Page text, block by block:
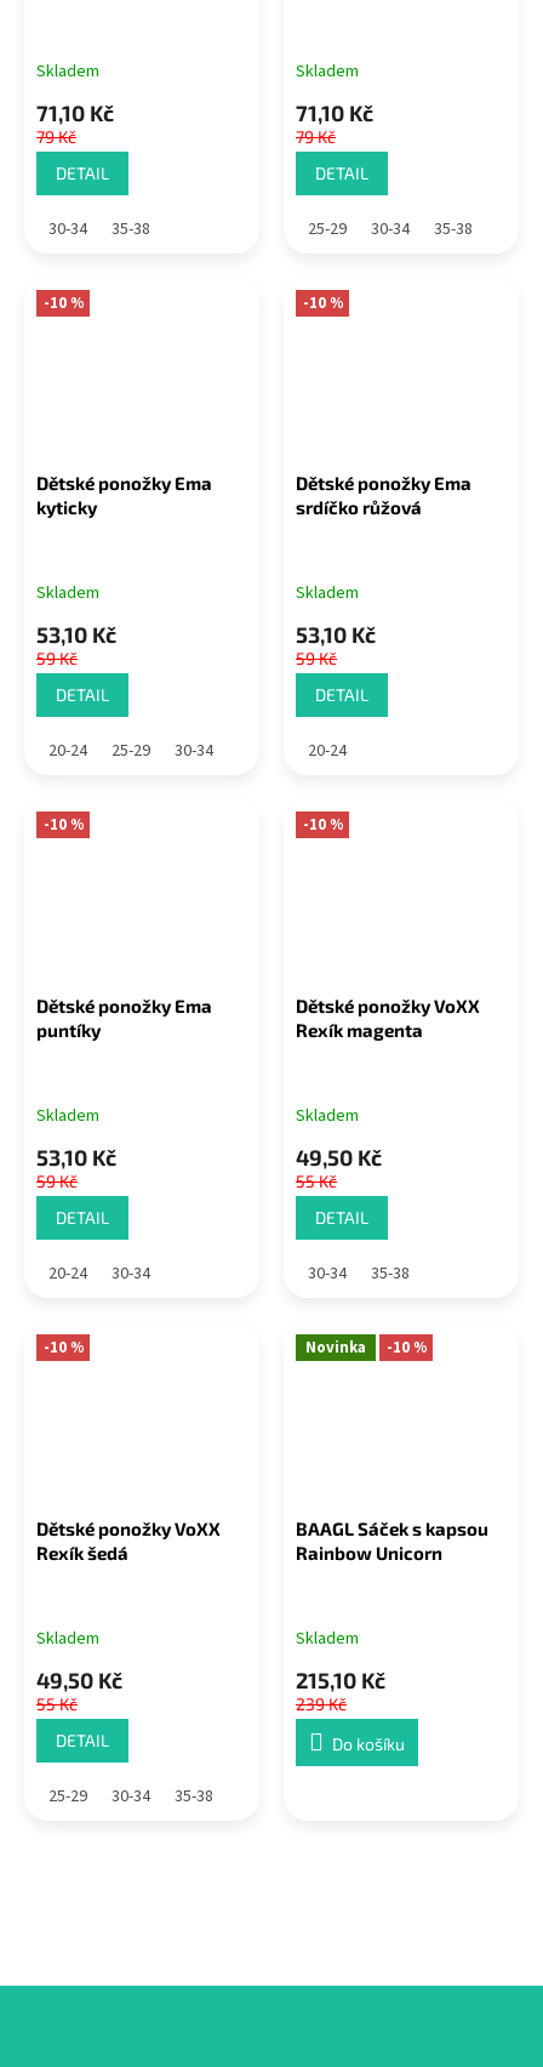
Skladem
71,10 Kč
79 Kč
DETAIL
30-34 35-38
Skladem
71,10 Kč
79 Kč
DETAIL
25-29 30-34 35-38
-10 %
Dětské ponožky Ema
kyticky
Skladem
53,10 Kč
59 Kč
DETAIL
20-24 25-29 30-34
-10 %
Dětské ponožky Ema
srdíčko růžová
Skladem
53,10 Kč
59 Kč
DETAIL
20-24
-10 %
Dětské ponožky Ema
puntíky
Skladem
53,10 Kč
59 Kč
DETAIL
20-24 30-34
-10 %
Dětské ponožky VoXX
Rexík magenta
Skladem
49,50 Kč
55 Kč
DETAIL
30-34 35-38
-10 %
Dětské ponožky VoXX
Rexík šedá
Skladem
49,50 Kč
55 Kč
DETAIL
25-29 30-34 35-38
Novinka -10 %
BAAGL Sáček s kapsou
Rainbow Unicorn
Skladem
215,10 Kč
239 Kč
Do košíku